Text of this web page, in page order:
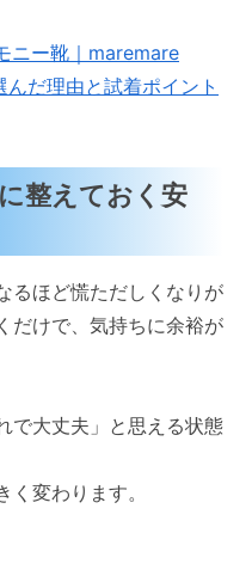
ニー靴｜maremare
んだ理由と試着ポイント
整えておく安
るほど慌ただしくなりが
だけで、気持ちに余裕が
で大丈夫」と思える状態
変わります。